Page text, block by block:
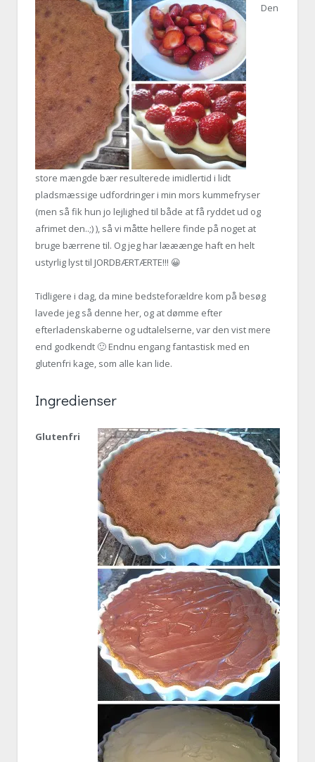
Den
store mængde bær resulterede imidlertid i lidt
pladsmæssige udfordringer i min mors kummefryser
(men så fik hun jo lejlighed til både at få ryddet ud og
afrimet den..;) ), så vi måtte hellere finde på noget at
bruge bærrene til. Og jeg har lææænge haft en helt
ustyrlig lyst til JORDBÆRTÆRTE!!! 😀
Tidligere i dag, da mine bedsteforældre kom på besøg
lavede jeg så denne her, og at dømme efter
efterladenskaberne og udtalelserne, var den vist mere
end godkendt 🙂 Endnu engang fantastisk med en
glutenfri kage, som alle kan lide.
Ingredienser
Glutenfri